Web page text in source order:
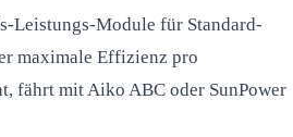
Leistungs-Module für Standard-
maximale Effizienz pro
fährt mit Aiko ABC oder SunPower